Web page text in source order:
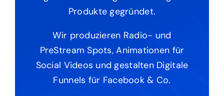
Produkte gegründet.
Wir produzieren Radio- und
PreStream Spots, Animationen für
Social Videos und gestalten Digitale
Funnels für Facebook & Co.